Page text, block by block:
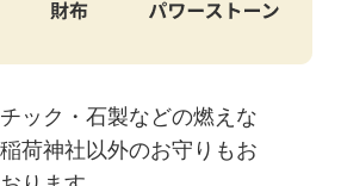
ック・石製などの燃えな
荷神社以外のお守りもお